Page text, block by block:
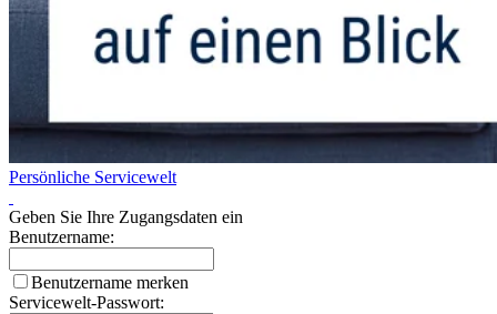
Persönliche Servicewelt
Geben Sie Ihre Zugangsdaten ein
Benutzername:
Benutzername merken
Servicewelt-Passwort: